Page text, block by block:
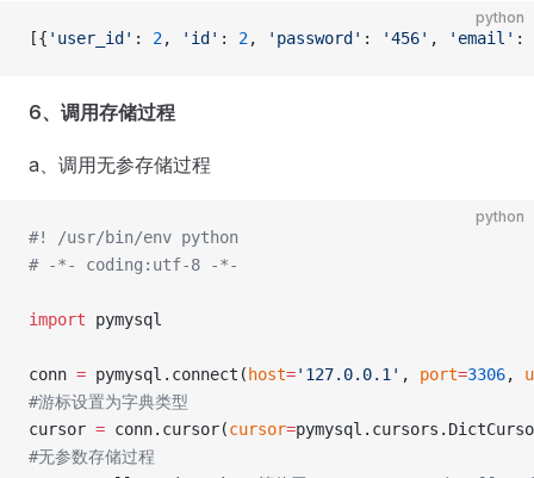
python
[{ 'user_id' : 2, 'id' : 2, 'password' : '456' , 'email' :
6、调用存储过程
a、调用无参存储过程
python
#! /usr/bin/env python
# -*- coding:utf-8 -*-
import pymysql
conn = pymysql.connect( host='127.0.0.1' , port=3306,
#游标设置为字典类型
cursor = conn.cursor(cursor=
#无参数存储过程